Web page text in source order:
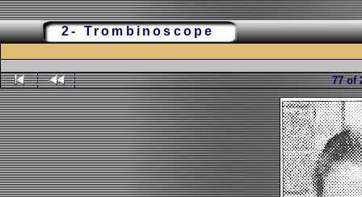
2- Trombinoscope
77 of